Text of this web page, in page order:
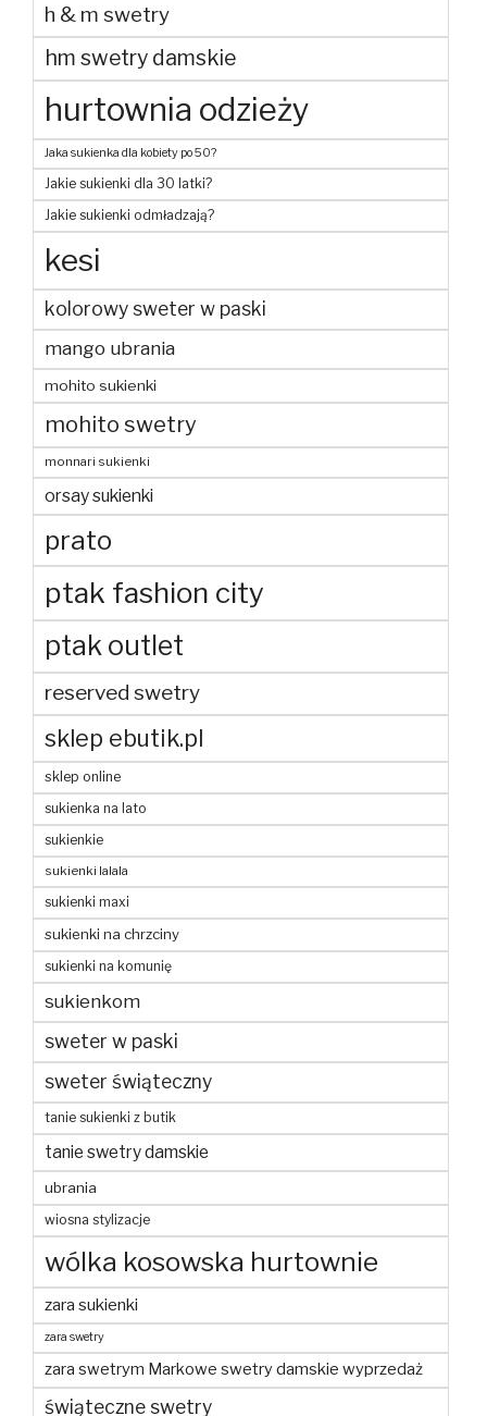
h & m swetry
hm swetry damskie
hurtownia odzieży
Jaka sukienka dla kobiety po 50?
Jakie sukienki dla 30 latki?
Jakie sukienki odmładzają?
kesi
kolorowy sweter w paski
mango ubrania
mohito sukienki
mohito swetry
monnari sukienki
orsay sukienki
prato
ptak fashion city
ptak outlet
reserved swetry
sklep ebutik.pl
sklep online
sukienka na lato
sukienkie
sukienki lalala
sukienki maxi
sukienki na chrzciny
sukienki na komunię
sukienkom
sweter w paski
sweter świąteczny
tanie sukienki z butik
tanie swetry damskie
ubrania
wiosna stylizacje
wólka kosowska hurtownie
zara sukienki
zara swetry
zara swetrym Markowe swetry damskie wyprzedaż
świąteczne swetry